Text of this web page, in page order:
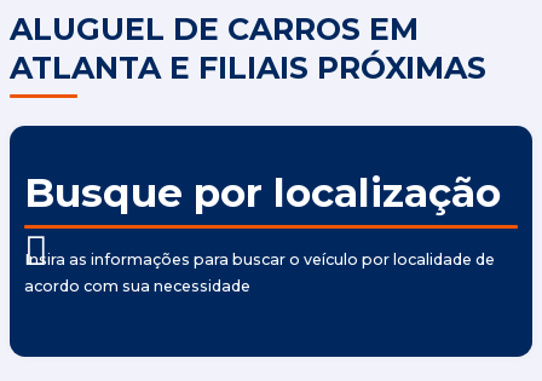
ALUGUEL DE CARROS EM
ATLANTA E FILIAIS PRÓXIMAS
Busque por localização
Insira as informações para buscar o veículo por localidade de
acordo com sua necessidade